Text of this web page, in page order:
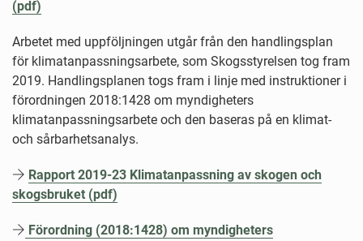
(pdf)
Arbetet med uppföljningen utgår från den handlingsplan
för klimatanpassningsarbete, som Skogsstyrelsen tog fram
2019. Handlingsplanen togs fram i linje med instruktioner i
förordningen 2018:1428 om myndigheters
klimatanpassningsarbete och den baseras på en klimat-
och sårbarhetsanalys.
Rapport 2019-23 Klimatanpassning av skogen och
skogsbruket (pdf)
Förordning (2018:1428) om myndigheters